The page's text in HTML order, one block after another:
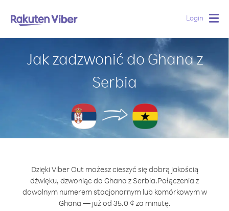
Login
Jak zadzwonić do Ghana z
Serbia
Dzięki Viber Out możesz cieszyć się dobrą jakością
dźwięku, dzwoniąc do Ghana z Serbia.Połączenia z
dowolnym numerem stacjonarnym lub komórkowym w
Ghana — już od 35.0 ¢ za minutę.